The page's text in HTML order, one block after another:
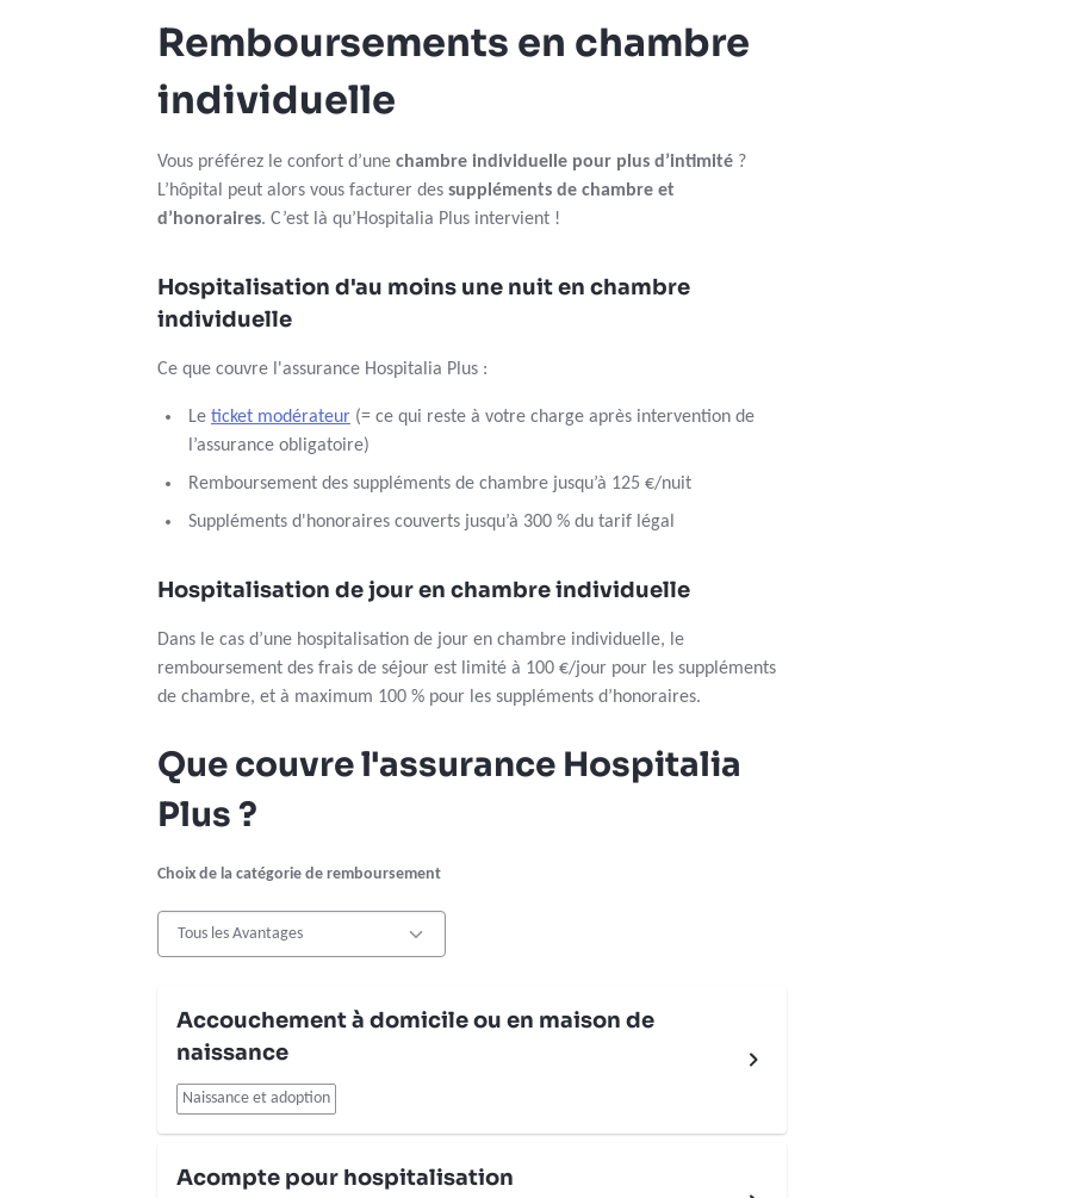
Remboursements en chambre
individuelle
Vous préférez le confort d’une chambre individuelle pour plus d’intimité ?
L’hôpital peut alors vous facturer des suppléments de chambre et
d’honoraires. C’est là qu’Hospitalia Plus intervient !
Hospitalisation d'au moins une nuit en chambre
individuelle
Ce que couvre l'assurance Hospitalia Plus :
Le ticket modérateur (= ce qui reste à votre charge après intervention de
l’assurance obligatoire)
Remboursement des suppléments de chambre jusqu’à 125 €/nuit
Suppléments d'honoraires couverts jusqu’à 300 % du tarif légal
Hospitalisation de jour en chambre individuelle
Dans le cas d’une hospitalisation de jour en chambre individuelle, le
remboursement des frais de séjour est limité à 100 €/jour pour les suppléments
de chambre, et à maximum 100 % pour les suppléments d’honoraires.
Que couvre l'assurance Hospitalia
Plus ?
Choix de la catégorie de remboursement
Accouchement à domicile ou en maison de
naissance
Naissance et adoption
Acompte pour hospitalisation